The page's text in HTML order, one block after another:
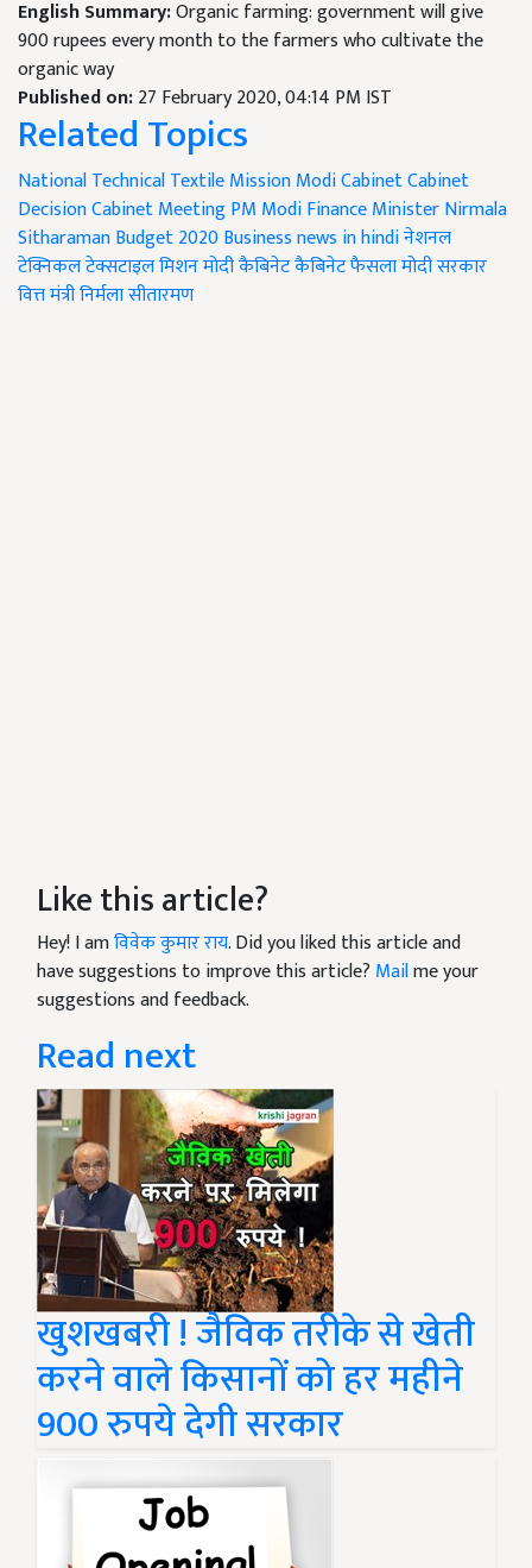
English Summary:Organic farming: government will give
900 rupees every month to the farmers who cultivate the
organic way
Published on:27 February 2020, 04:14 PM IST
Related Topics
National Technical Textile MissionModi CabinetCabinet
DecisionCabinet MeetingPM ModiFinance Minister Nirmala
SitharamanBudget 2020Business news in hindiनेशनल
टेक्निकल टेक्सटाइल मिशनमोदी कैबिनेटकैबिनेट फैसलामोदी सरकार
वित्त मंत्री निर्मला सीतारमण
Like this article?
Hey! I amविवेक कुमार राय. Did you liked this article and
have suggestions to improve this article? Mailme your
suggestions and feedback.
Read next
खुशखबरी ! जैविक तरीके से खेती
करने वाले किसानों को हर महीने
900 रुपये देगी सरकार